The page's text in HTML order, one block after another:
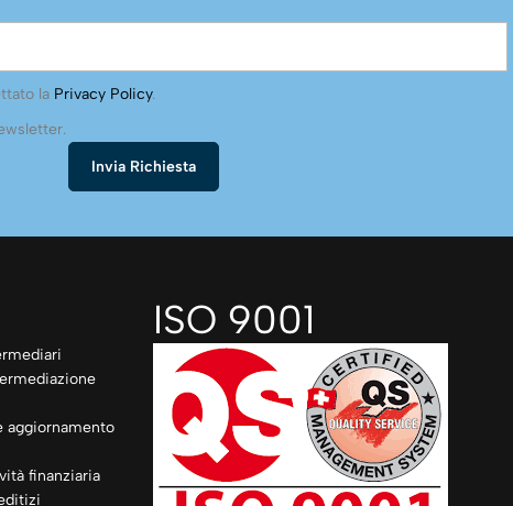
la Privacy Policy.
aggiornamento
finanziaria
ISO 9001